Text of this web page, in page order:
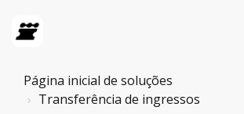
Página inicial de soluções
Transferência de ingressos